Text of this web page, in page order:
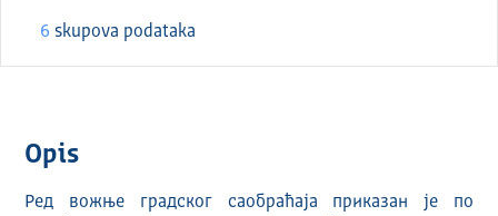
6 skupova podataka
Opis
Ред вожње градског саобраћаја приказан је по